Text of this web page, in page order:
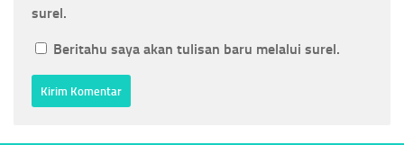
surel.
Beritahu saya akan tulisan baru melalui surel.